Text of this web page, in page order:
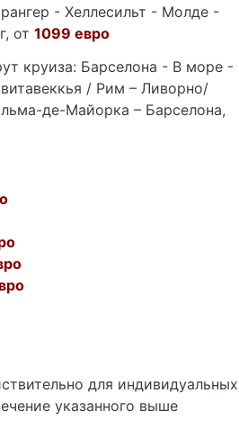
- Хеллесильт - Молде -
от 1099 евро
круиза: Барселона - В море -
/ Рим – Ливорно/
де-Майорка – Барселона,
для индивидуальных
указанного выше